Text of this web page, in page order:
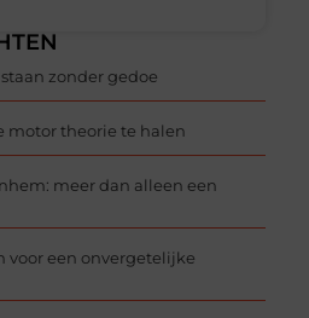
zonder gedoe
motor theorie te halen
meer dan alleen een
voor een onvergetelijke